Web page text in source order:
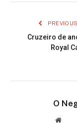
Cruzeiro de
Royal
O